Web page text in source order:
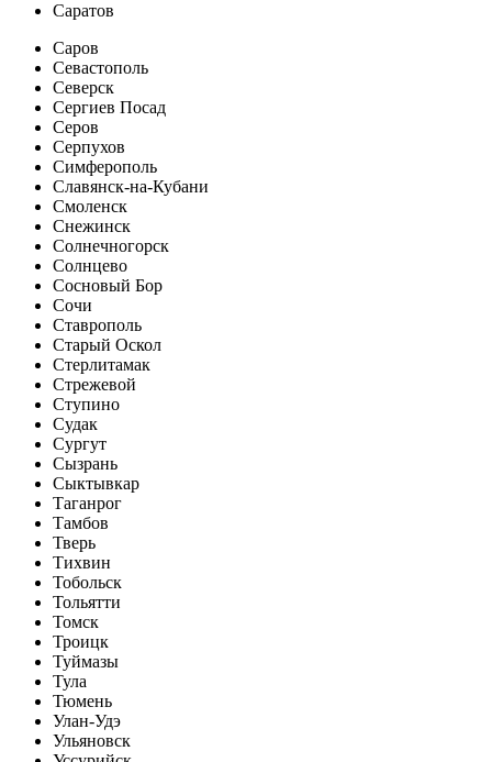
Саратов
Саров
Севастополь
Северск
Сергиев Посад
Серов
Серпухов
Симферополь
Славянск-на-Кубани
Смоленск
Снежинск
Солнечногорск
Солнцево
Сосновый Бор
Сочи
Ставрополь
Старый Оскол
Стерлитамак
Стрежевой
Ступино
Судак
Сургут
Сызрань
Сыктывкар
Таганрог
Тамбов
Тверь
Тихвин
Тобольск
Тольятти
Томск
Троицк
Туймазы
Тула
Тюмень
Улан-Удэ
Ульяновск